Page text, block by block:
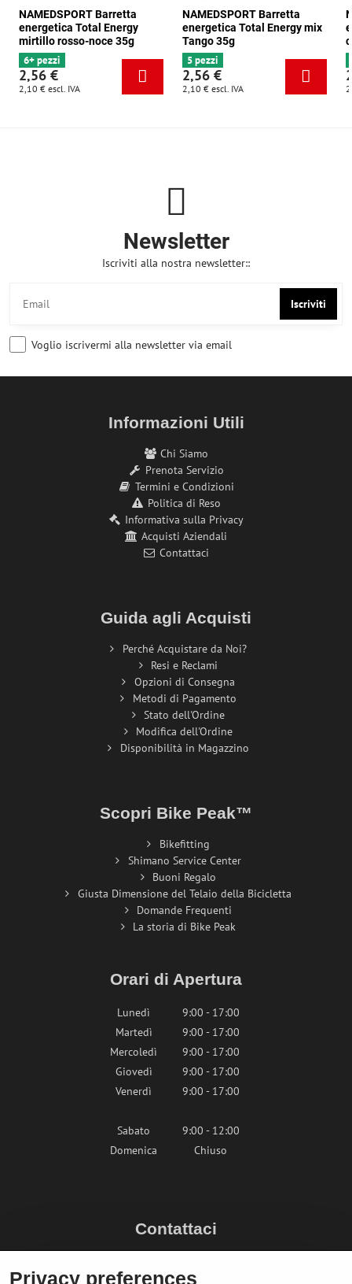
NAMEDSPORT Barretta
energetica Total Energy
mirtillo rosso-noce 35g
6+ pezzi
2,56 €
2,10 € escl. IVA
NAMEDSPORT Barretta
energetica Total Energy mix
Tango 35g
5 pezzi
2,56 €
2,10 € escl. IVA
Newsletter
Iscriviti alla nostra newsletter::
Iscriviti
Voglio iscrivermi alla newsletter via email
Informazioni Utili
Chi Siamo
Prenota Servizio
Termini e Condizioni
Politica di Reso
Informativa sulla Privacy
Acquisti Aziendali
Contattaci
Guida agli Acquisti
Perché Acquistare da Noi?
Resi e Reclami
Opzioni di Consegna
Metodi di Pagamento
Stato dell'Ordine
Modifica dell'Ordine
Disponibilità in Magazzino
Scopri Bike Peak™
Bikefitting
Shimano Service Center
Buoni Regalo
Giusta Dimensione del Telaio della Bicicletta
Domande Frequenti
La storia di Bike Peak
Orari di Apertura
Lunedì
9:00 - 17:00
Martedì
9:00 - 17:00
Mercoledì
9:00 - 17:00
Giovedì
9:00 - 17:00
Venerdì
9:00 - 17:00
Sabato
9:00 - 12:00
Domenica
Chiuso
Contattaci
Privacy preferences